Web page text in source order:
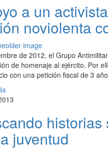
a un
noviolenta
de 2012, el Grupo
de homenaje al ejército. Por
con una petición fiscal de 3
juventud